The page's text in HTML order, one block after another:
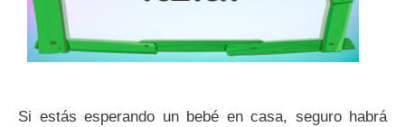
Si estás esperando un bebé en casa, seguro habrá